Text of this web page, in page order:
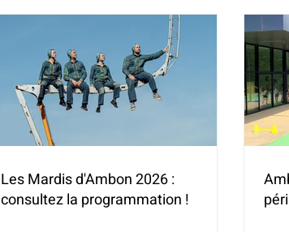
Les Mardis d'Ambon 2026 :
consultez la programmation !